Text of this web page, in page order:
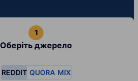
Оберіть джерело
REDDIT QUORA MIX